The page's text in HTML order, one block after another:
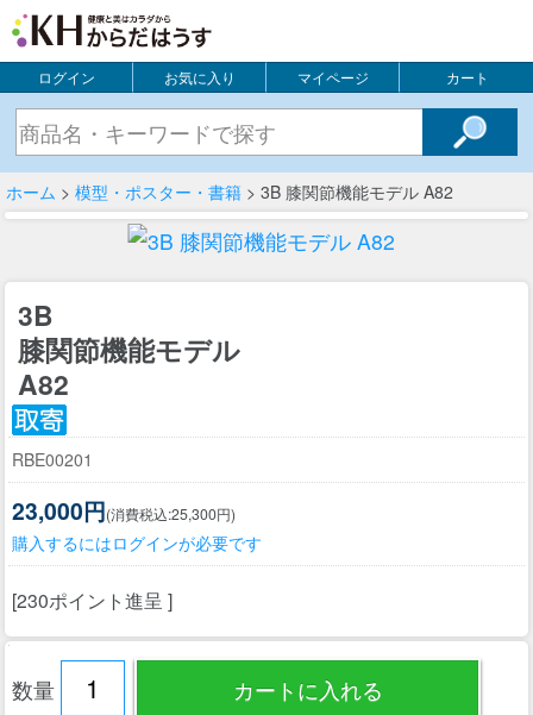
ログイン お気に入り マイページ カート
ホーム > 模型・ポスター・書籍 > 3B 膝関節機能モデル A82
3B
膝関節機能モデル
A82
RBE00201
23,000円(消費税込:25,300円)
購入するにはログインが必要です
[230ポイント進呈 ]
数量